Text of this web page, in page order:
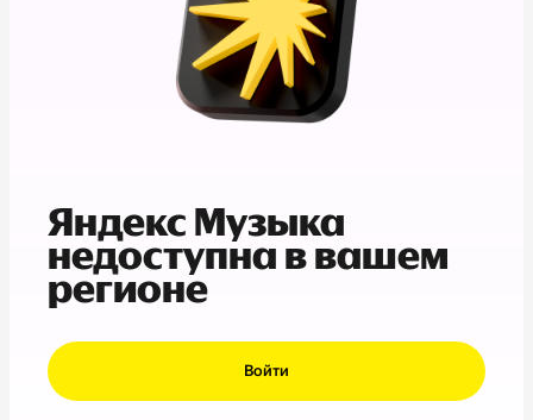
Яндекс Музыка
недоступна в вашем
регионе
Войти